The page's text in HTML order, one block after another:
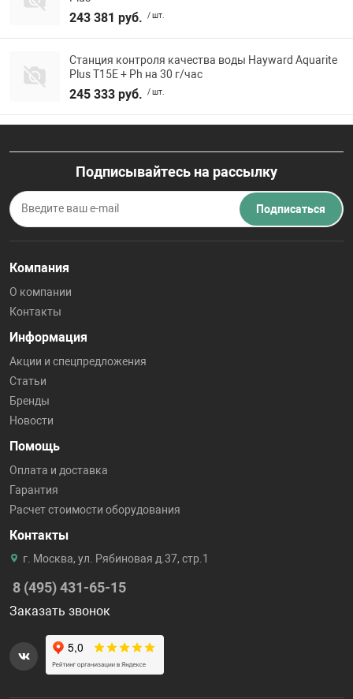
243 381 руб. / шт.
Станция контроля качества воды Hayward Aquarite
Plus T15E + Ph на 30 г/час
245 333 руб. / шт.
Подписывайтесь на рассылку
Подписаться
Компания
О компании
Контакты
Информация
Акции и спецпредложения
Статьи
Бренды
Новости
Помощь
Оплата и доставка
Гарантия
Расчет стоимости оборудования
Контакты
г. Москва, ул. Рябиновая д.37, стр.1
8 (495) 431-65-15
Заказать звонок